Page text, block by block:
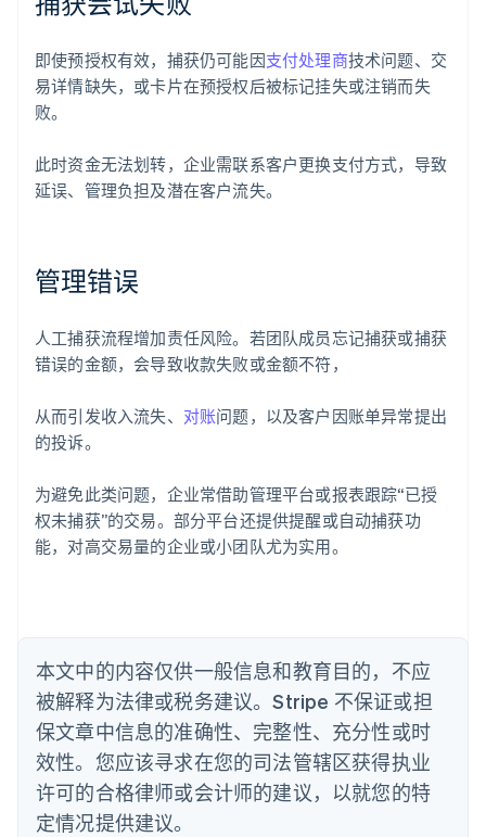
即使预授权有效，捕获仍可能因支付处理商技术问题、交
易详情缺失，或卡片在预授权后被标记挂失或注销而失
败。
此时资金无法划转，企业需联系客户更换支付方式，导致
延误、管理负担及潜在客户流失。
管理错误
人工捕获流程增加责任风险。若团队成员忘记捕获或捕获
错误的金额，会导致收款失败或金额不符，
从而引发收入流失、 对账问题，以及客户因账单异常提出
的投诉。
为避免此类问题，企业常借助管理平台或报表跟踪“已授
权未捕获”的交易。部分平台还提供提醒或自动捕获功
能，对高交易量的企业或小团队尤为实用。
本文中的内容仅供一般信息和教育目的，不应
被解释为法律或税务建议。Stripe 不保证或担
保文章中信息的准确性、完整性、充分性或时
效性。您应该寻求在您的司法管辖区获得执业
许可的合格律师或会计师的建议，以就您的特
定情况提供建议。
阿联酋
English
English
爱沙尼亚
奥地利
DeutschEnglish
澳大利亚
巴西
PortuguêsEnglish
保加利亚
English
丹麦
English
德国
DeutschEnglish
法国
FrançaisEnglish
芬兰
EnglishSvenska